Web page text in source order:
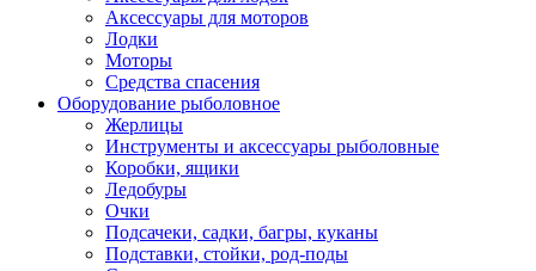
Аксессуары для моторов
Лодки
Моторы
Средства спасения
Оборудование рыболовное
Жерлицы
Инструменты и аксессуары рыболовные
Коробки, ящики
Ледобуры
Очки
Подсачеки, садки, багры, куканы
Подставки, стойки, род-поды